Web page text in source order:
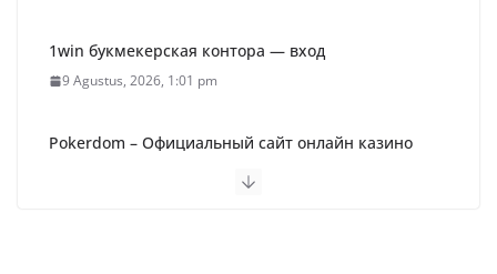
1win букмекерская контора — вход
9 Agustus, 2026, 1:01 pm
Pokerdom – Официальный сайт онлайн казино